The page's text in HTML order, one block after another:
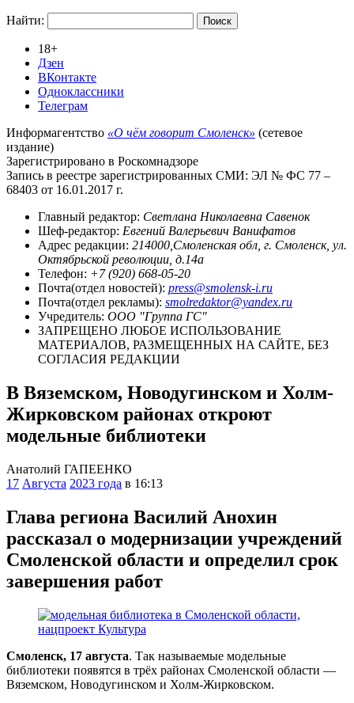
Найти:
18+
Дзен
ВКонтакте
Одноклассники
Телеграм
Информагентство «О чём говорит Смоленск» (сетевое
издание)
Зарегистрировано в Роскомнадзоре
Запись в реестре зарегистрированных СМИ: ЭЛ № ФС 77 –
68403 от 16.01.2017 г.
Главный редактор: Светлана Николаевна Савенок
Шеф-редактор: Евгений Валерьевич Ванифатов
Адрес редакции: 214000,Смоленская обл, г. Смоленск, ул.
Октябрьской революции, д.14а
Телефон: +7 (920) 668-05-20
Почта(отдел новостей): press@smolensk-i.ru
Почта(отдел рекламы): smolredaktor@yandex.ru
Учредитель: ООО "Группа ГС"
ЗАПРЕЩЕНО ЛЮБОЕ ИСПОЛЬЗОВАНИЕ
МАТЕРИАЛОВ, РАЗМЕЩЕННЫХ НА САЙТЕ, БЕЗ
СОГЛАСИЯ РЕДАКЦИИ
В Вяземском, Новодугинском и Холм-
Жирковском районах откроют
модельные библиотеки
Анатолий ГАПЕЕНКО
17 Августа 2023 года в 16:13
Глава региона Василий Анохин
рассказал о модернизации учреждений
Смоленской области и определил срок
завершения работ
Смоленск, 17 августа. Так называемые модельные
библиотеки появятся в трёх районах Смоленской области —
Вяземском, Новодугинском и Холм-Жирковском.